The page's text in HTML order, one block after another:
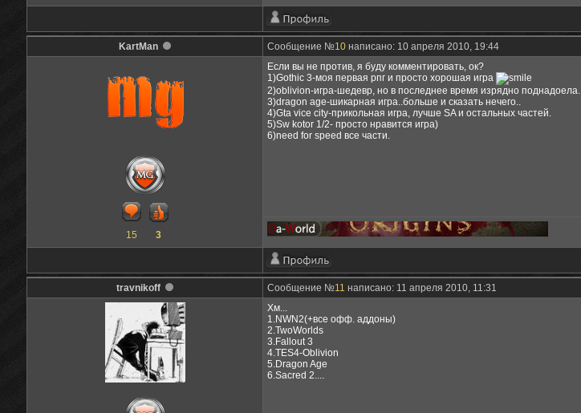
KartMan Сообщение №10 написано: 10 апреля 2010, 19:44
15 3
Если вы не против, я буду комментировать, ок?
1)Gothic 3-моя первая рпг и просто хорошая игра
2)oblivion-игра-шедевр, но в последнее время изрядно поднадоела.
3)dragon age-шикарная игра..больше и сказать нечего..
4)Gta vice city-прикольная игра, лучше SA и остальных частей.
5)Sw kotor 1/2- просто нравится игра)
6)need for speed все части.
travnikoff Сообщение №11 написано: 11 апреля 2010, 11:31
Хм...
1.NWN2(+все офф. аддоны)
2.TwoWorlds
3.Fallout 3
4.TES4-Oblivion
5.Dragon Age
6.Sacred 2....